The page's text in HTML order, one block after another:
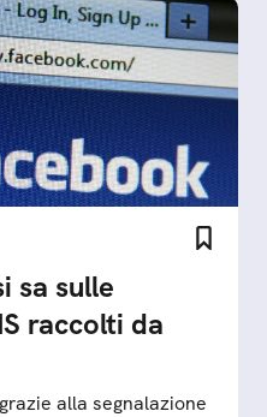
sa sulle
raccolti da
alla segnalazione